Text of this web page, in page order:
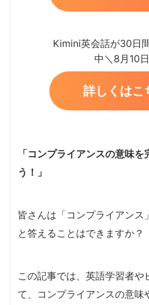
Kimini英会話が30日
中＼8月10
詳しくはこ
「コンプライアンスの意味
う！」
皆さんは「コンプライアンス
と答えることはできますか？
この記事では、英語学習者や
て、コンプライアンスの意味